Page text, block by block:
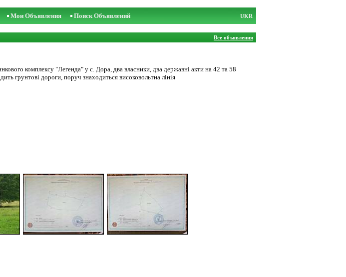
Мои Объявления Поиск Объявлений UKR
Все объявления
комплексу "Легенда" у с. Дора, два власники, два державні акти на 42 та 58
грунтові дороги, поруч знаходиться високовольтна лінія